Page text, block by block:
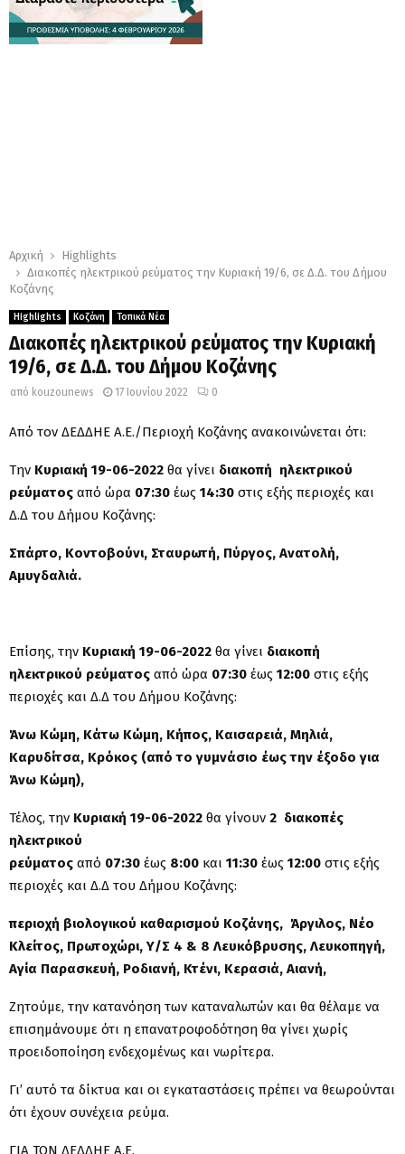
Αρχική
Highlights
Διακοπές ηλεκτρικού ρεύματος την Κυριακή 19/6, σε Δ.Δ. του Δήμου
Κοζάνης
Highlights Κοζάνη Τοπικά Νέα
Διακοπές ηλεκτρικού ρεύματος την Κυριακή
19/6, σε Δ.Δ. του Δήμου Κοζάνης
από kouzounews 17 Ιουνίου 2022 0
Από τον ΔΕΔΔΗΕ Α.Ε./Περιοχή Κοζάνης ανακοινώνεται ότι:
Την Κυριακή 19-06-2022 θα γίνει διακοπή ηλεκτρικού
ρεύματος από ώρα 07:30 έως 14:30 στις εξής περιοχές και
Δ.Δ του Δήμου Κοζάνης:
Σπάρτο, Κοντοβούνι, Σταυρωτή, Πύργος, Ανατολή,
Αμυγδαλιά.
Επίσης, την Κυριακή 19-06-2022 θα γίνει διακοπή
ηλεκτρικού ρεύματος από ώρα 07:30 έως 12:00 στις εξής
περιοχές και Δ.Δ του Δήμου Κοζάνης:
Άνω Κώμη, Κάτω Κώμη, Κήπος, Καισαρειά, Μηλιά,
Καρυδίτσα, Κρόκος (από το γυμνάσιο έως την έξοδο για
Άνω Κώμη),
Τέλος, την Κυριακή 19-06-2022 θα γίνουν 2 διακοπές
ηλεκτρικού
ρεύματος από 07:30 έως 8:00 και 11:30 έως 12:00 στις εξής
περιοχές και Δ.Δ του Δήμου Κοζάνης:
περιοχή βιολογικού καθαρισμού Κοζάνης, Άργιλος, Νέο
Κλείτος, Πρωτοχώρι, Υ/Σ 4 & 8 Λευκόβρυσης, Λευκοπηγή,
Αγία Παρασκευή, Ροδιανή, Κτένι, Κερασιά, Αιανή,
Ζητούμε, την κατανόηση των καταναλωτών και θα θέλαμε να
επισημάνουμε ότι η επανατροφοδότηση θα γίνει χωρίς
προειδοποίηση ενδεχομένως και νωρίτερα.
Γι’ αυτό τα δίκτυα και οι εγκαταστάσεις πρέπει να θεωρούνται
ότι έχουν συνέχεια ρεύμα.
ΓΙΑ ΤΟΝ ΔΕΔΔΗΕ Α.Ε.